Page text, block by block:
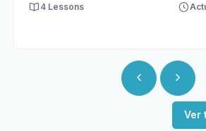
habilidades necesarias para
comunicación efectivo, profesional y
4 Lessons
Ver